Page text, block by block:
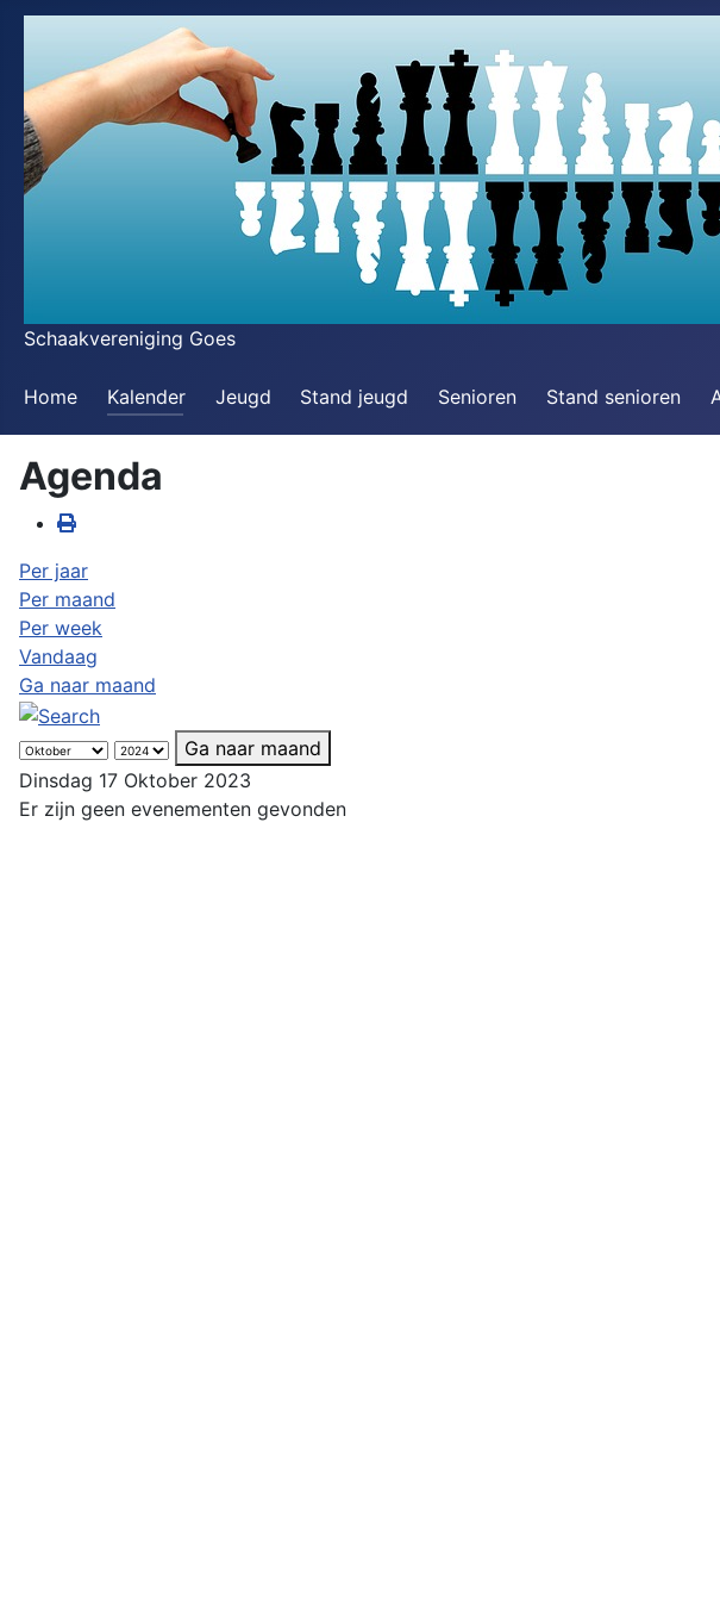
Schaakvereniging Goes
Home Kalender Jeugd Stand jeugd Senioren Stand senioren
Agenda
Per jaar
Per maand
Per week
Vandaag
Ga naar maand
Ga naar maand
Dinsdag 17 Oktober 2023
Er zijn geen evenementen gevonden